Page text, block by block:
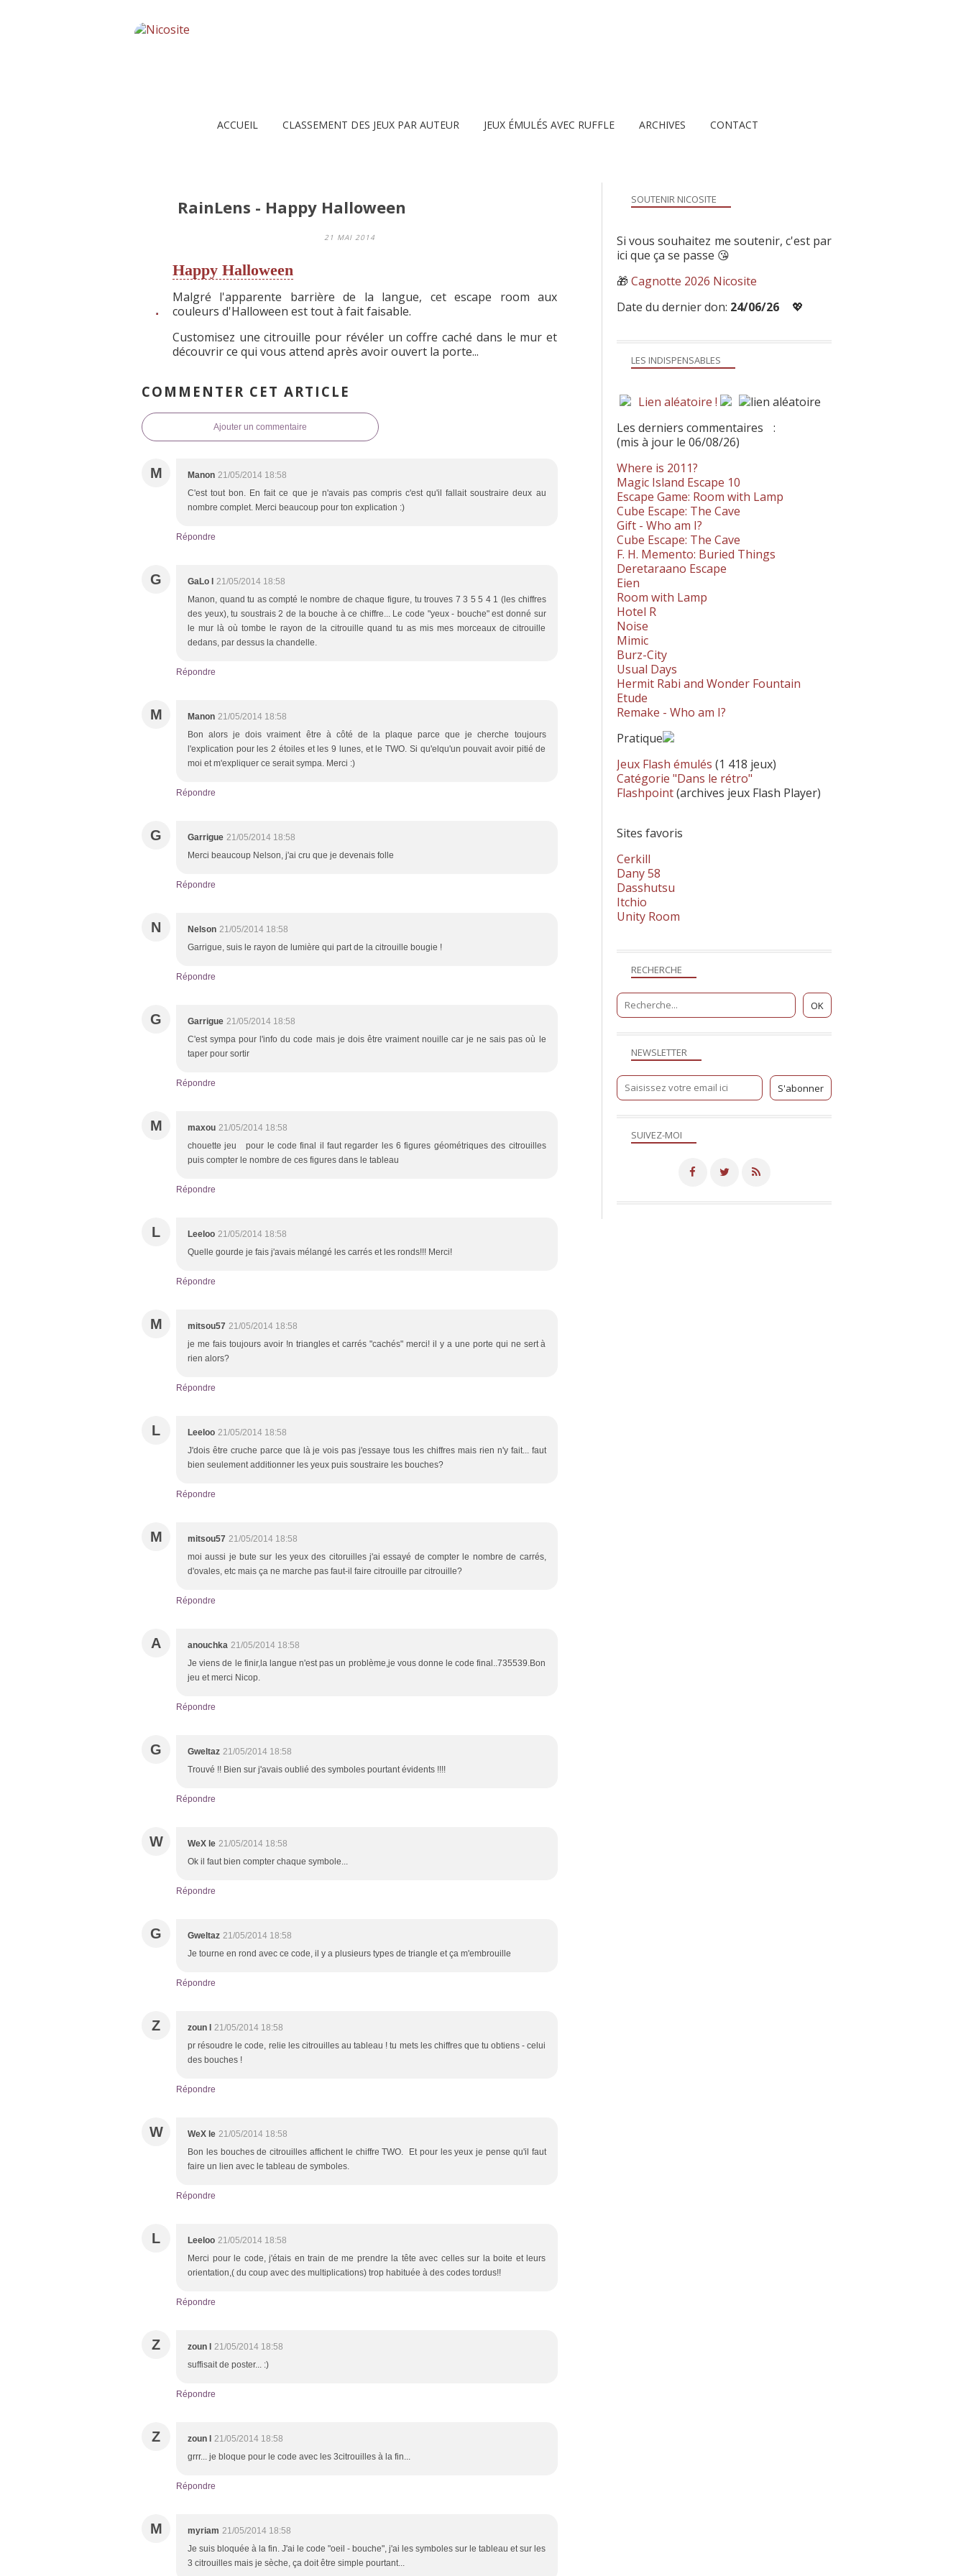
ACCUEIL CLASSEMENT DES JEUX PAR AUTEUR JEUX ÉMULÉS AVEC RUFFLE ARCHIVES CONTACT
RainLens - Happy Halloween
21 MAI 2014
Happy Halloween
Malgré l'apparente barrière de la langue, cet escape room aux
couleurs d'Halloween est tout à fait faisable.
Customisez une citrouille pour révéler un coffre caché dans le mur et
découvrir ce qui vous attend après avoir ouvert la porte...
COMMENTER CET ARTICLE
Ajouter un commentaire
M Manon 21/05/2014 18:58
C'est tout bon. En fait ce que je n'avais pas compris c'est qu'il fallait soustraire deux au
nombre complet. Merci beaucoup pour ton explication :)
Répondre
G GaLo l
21/05/2014 18:58
Manon, quand tu as compté le nombre de chaque figure, tu trouves 7 3 5 5 4 1 (les chiffres
des yeux), tu soustrais 2 de la bouche à ce chiffre... Le code "yeux - bouche" est donné sur
le mur là où tombe le rayon de la citrouille quand tu as mis mes morceaux de citrouille
dedans, par dessus la chandelle.
Répondre
M Manon 21/05/2014 18:58
Bon alors je dois vraiment être à côté de la plaque parce que je cherche toujours
l'explication pour les 2 étoiles et les 9 lunes, et le TWO. Si qu'elqu'un pouvait avoir pitié de
moi et m'expliquer ce serait sympa. Merci :)
Répondre
G Garrigue 21/05/2014 18:58
Merci beaucoup Nelson, j'ai cru que je devenais folle
Répondre
N Nelson 21/05/2014 18:58
Garrigue, suis le rayon de lumière qui part de la citrouille bougie !
Répondre
G Garrigue 21/05/2014 18:58
C'est sympa pour l'info du code mais je dois être vraiment nouille car je ne sais pas où le
taper pour sortir
Répondre
M maxou 21/05/2014 18:58
chouette jeu pour le code final il faut regarder les 6 figures géométriques des citrouilles
puis compter le nombre de ces figures dans le tableau
Répondre
L Leeloo 21/05/2014 18:58
Quelle gourde je fais j'avais mélangé les carrés et les ronds!!! Merci!
Répondre
M mitsou57 21/05/2014 18:58
je me fais toujours avoir !n triangles et carrés "cachés" merci! il y a une porte qui ne sert à
rien alors?
Répondre
L Leeloo 21/05/2014 18:58
J'dois être cruche parce que là je vois pas j'essaye tous les chiffres mais rien n'y fait... faut
bien seulement additionner les yeux puis soustraire les bouches?
Répondre
M mitsou57 21/05/2014 18:58
moi aussi je bute sur les yeux des citoruilles j'ai essayé de compter le nombre de carrés,
d'ovales, etc mais ça ne marche pas faut-il faire citrouille par citrouille?
Répondre
A anouchka 21/05/2014 18:58
Je viens de le finir,la langue n'est pas un problème,je vous donne le code final..735539.Bon
jeu et merci Nicop.
Répondre
G Gweltaz 21/05/2014 18:58
Trouvé !! Bien sur j'avais oublié des symboles pourtant évidents !!!!
Répondre
W WeX le 21/05/2014 18:58
Ok il faut bien compter chaque symbole...
Répondre
G Gweltaz 21/05/2014 18:58
Je tourne en rond avec ce code, il y a plusieurs types de triangle et ça m'embrouille
Répondre
Z zoun l
21/05/2014 18:58
pr résoudre le code, relie les citrouilles au tableau ! tu mets les chiffres que tu obtiens - celui
des bouches !
Répondre
W WeX le 21/05/2014 18:58
Bon les bouches de citrouilles affichent le chiffre TWO. Et pour les yeux je pense qu'il faut
faire un lien avec le tableau de symboles.
Répondre
L Leeloo 21/05/2014 18:58
Merci pour le code, j'étais en train de me prendre la tête avec celles sur la boite et leurs
orientation,( du coup avec des multiplications) trop habituée à des codes tordus!!
Répondre
Z zoun l
21/05/2014 18:58
suffisait de poster... :)
Répondre
Z zoun l
21/05/2014 18:58
grrr... je bloque pour le code avec les 3citrouilles à la fin...
Répondre
M myriam 21/05/2014 18:58
Je suis bloquée à la fin. J'ai le code "oeil - bouche", j'ai les symboles sur le tableau et sur les
3 citrouilles mais je sèche, ça doit être simple pourtant...
NEWSLETTER
SUIVEZ-MOI
RECHERCHE
LES INDISPENSABLES
Lien aléatoire !
Les derniers commentaires
:
(mis à jour le 06/08/26)
Where is 2011?
Magic Island Escape 10
Escape Game: Room with Lamp
Cube Escape: The Cave
Gift - Who am I?
Cube Escape: The Cave
F. H. Memento: Buried Things
Deretaraano Escape
Eien
Room with Lamp
Hotel R
Noise
Mimic
Burz-City
Usual Days
Hermit Rabi and Wonder Fountain
Etude
Remake - Who am I?
Pratique
Jeux Flash émulés (1 418 jeux)
Catégorie "Dans le rétro"
Flashpoint(archives jeux Flash Player)
Sites favoris
Cerkill
Dany 58
Dasshutsu
Itchio
Unity Room
SOUTENIR NICOSITE
Si vous souhaitez me soutenir, c'est par
ici que ça se passe 😘
🎁 Cagnotte 2026 Nicosite
Date du dernier don: 24/06/26 💖